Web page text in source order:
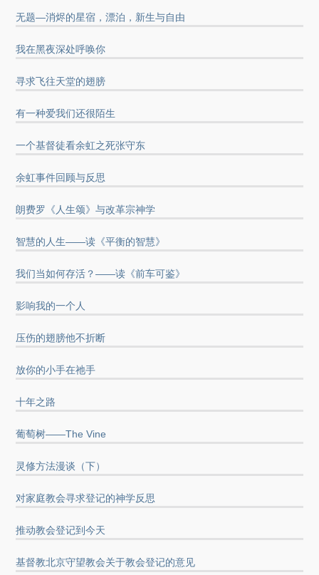
无题—消烬的星宿，漂泊，新生与自由
我在黑夜深处呼唤你
寻求飞往天堂的翅膀
有一种爱我们还很陌生
一个基督徒看余虹之死张守东
余虹事件回顾与反思
朗费罗《人生颂》与改革宗神学
智慧的人生——读《平衡的智慧》
我们当如何存活？——读《前车可鉴》
影响我的一个人
压伤的翅膀他不折断
放你的小手在祂手
十年之路
葡萄树——The Vine
灵修方法漫谈（下）
对家庭教会寻求登记的神学反思
推动教会登记到今天
基督教北京守望教会关于教会登记的意见